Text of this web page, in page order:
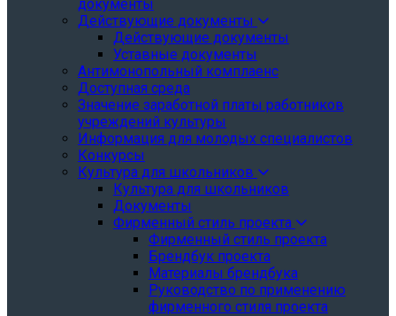
документы
Действующие документы
Действующие документы
Уставные документы
Антимонопольный комплаенс
Доступная среда
Значение заработной платы работников
учреждений культуры
Информация для молодых специалистов
Конкурсы
Культура для школьников
Культура для школьников
Документы
Фирменный стиль проекта
Фирменный стиль проекта
Брендбук проекта
Материалы брендбука
Руководство по применению
фирменного стиля проекта